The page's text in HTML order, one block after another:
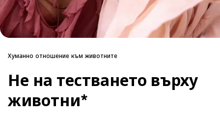
Хуманно отношение към животните
Не на тестването върху
животни*